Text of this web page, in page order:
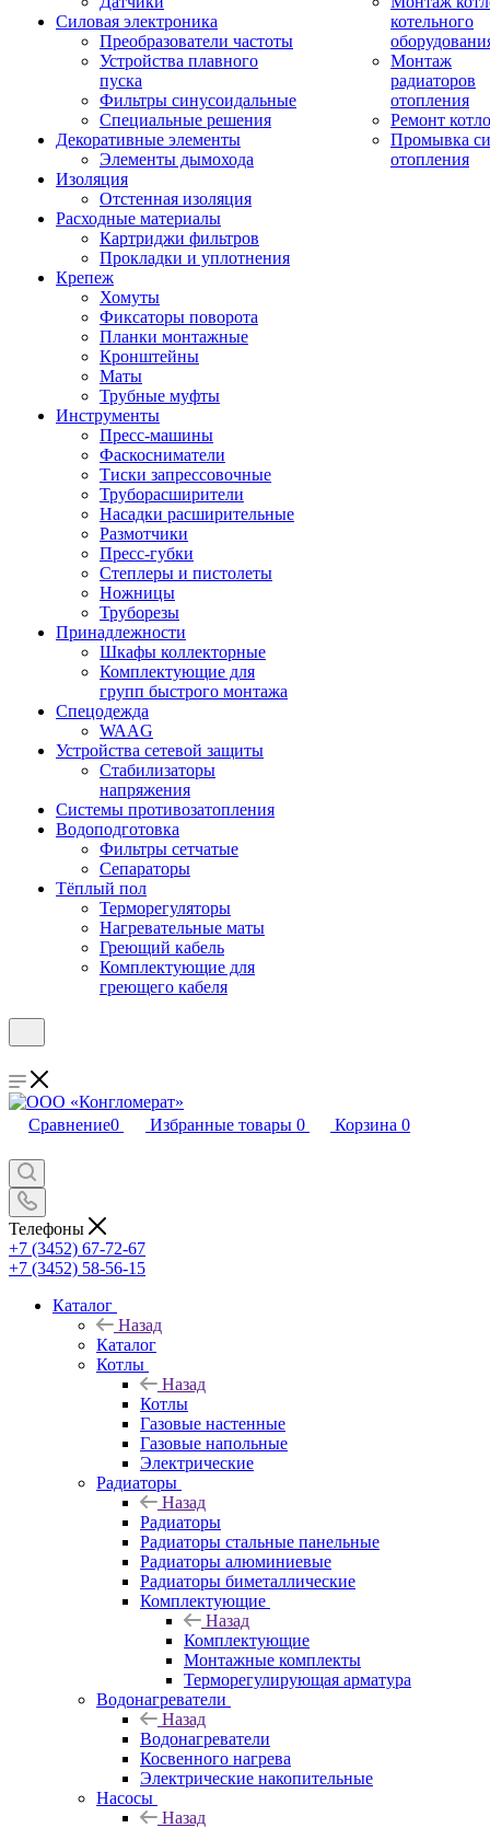
Силовая электроника
Преобразователи частоты
Устройства плавного
пуска
Фильтры синусоидальные
Специальные решения
Декоративные элементы
Элементы дымохода
Изоляция
Отстенная изоляция
Расходные материалы
Картриджи фильтров
Прокладки и уплотнения
Крепеж
Хомуты
Фиксаторы поворота
Планки монтажные
Кронштейны
Маты
Трубные муфты
Инструменты
Пресс-машины
Фаскосниматели
Тиски запрессовочные
Труборасширители
Насадки расширительные
Размотчики
Пресс-губки
Степлеры и пистолеты
Ножницы
Труборезы
Принадлежности
Шкафы коллекторные
Комплектующие для
групп быстрого монтажа
Спецодежда
WAAG
Устройства сетевой защиты
Стабилизаторы
напряжения
Системы противозатопления
Водоподготовка
Фильтры сетчатые
Сепараторы
Тёплый пол
Терморегуляторы
Нагревательные маты
Греющий кабель
Комплектующие для
греющего кабеля
котельного
Монтаж
радиаторов
отопления
Ремонт
Промывка
отопления
Сравнение0 Избранные товары 0 Корзина 0
Телефоны
+7 (3452) 67-72-67
+7 (3452) 58-56-15
Каталог
Назад
Каталог
Котлы
Назад
Котлы
Газовые настенные
Газовые напольные
Электрические
Радиаторы
Назад
Радиаторы
Радиаторы стальные панельные
Радиаторы алюминиевые
Радиаторы биметаллические
Комплектующие
Назад
Комплектующие
Монтажные комплекты
Терморегулирующая арматура
Водонагреватели
Назад
Водонагреватели
Косвенного нагрева
Электрические накопительные
Насосы
Назад